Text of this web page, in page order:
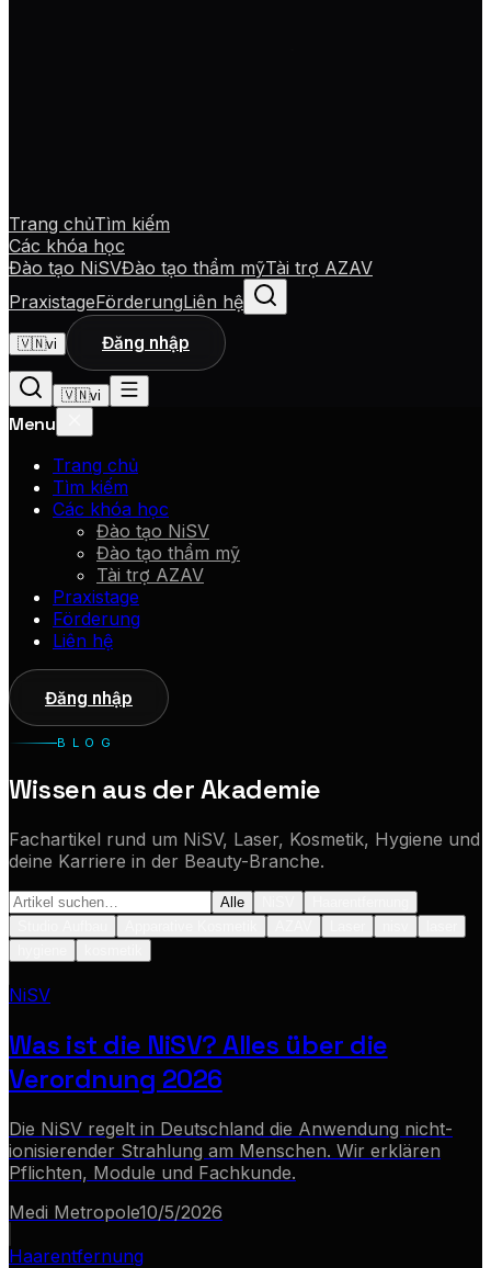
Trang chủTìm kiếm
Các khóa học
Đào tạo NiSVĐào tạo thẩm mỹTài trợ AZAV
PraxistageFörderungLiên hệ
🇻🇳vi Đăng nhập
🇻🇳vi
Menu
Trang chủ
Tìm kiếm
Các khóa học
Đào tạo NiSV
Đào tạo thẩm mỹ
Tài trợ AZAV
Praxistage
Förderung
Liên hệ
Đăng nhập
BLOG
Wissen aus der Akademie
Fachartikel rund um NiSV, Laser, Kosmetik, Hygiene und
deine Karriere in der Beauty-Branche.
Alle
NiSV
Was ist die NiSV? Alles über die
Verordnung 2026
Die NiSV regelt in Deutschland die Anwendung nicht-
ionisierender Strahlung am Menschen. Wir erklären
Pflichten, Module und Fachkunde.
Medi Metropole10/5/2026
Haarentfernung